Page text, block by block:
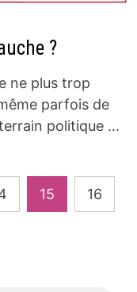
?
ne plus trop
parfois de
politique …
15 16